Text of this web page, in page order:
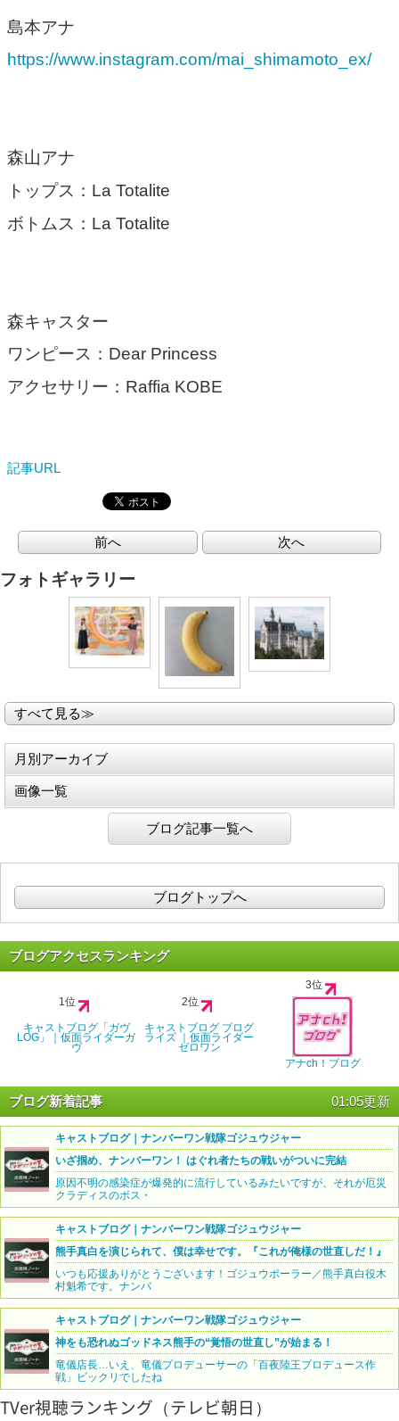
島本アナ
https://www.instagram.com/mai_shimamoto_ex/
森山アナ
トップス：La Totalite
ボトムス：La Totalite
森キャスター
ワンピース：Dear Princess
アクセサリー：Raffia KOBE
記事URL
前へ 次へ
フォトギャラリー
すべて見る≫
月別アーカイブ
画像一覧
ブログ記事一覧へ
ブログトップへ
ブログアクセスランキング
1位
キャストブログ「ガヴ
LOG」｜仮面ライダーガ
ヴ
2位
キャストブログ ブログ
ライズ ｜仮面ライダー
ゼロワン
3位
アナch！ブログ
ブログ新着記事 01:05更新
キャストブログ｜ナンバーワン戦隊ゴジュウジャー
いざ掴め、ナンバーワン！ はぐれ者たちの戦いがついに完結
原因不明の感染症が爆発的に流行しているみたいですが、それが厄災
クラディスのボス・
キャストブログ｜ナンバーワン戦隊ゴジュウジャー
熊手真白を演じられて、僕は幸せです。『これが俺様の世直しだ！』
いつも応援ありがとうございます！ゴジュウポーラー／熊手真白役木
村魁希です。ナンバ
キャストブログ｜ナンバーワン戦隊ゴジュウジャー
神をも恐れぬゴッドネス熊手の“覚悟の世直し”が始まる！
竜儀店長…いえ、竜儀プロデューサーの「百夜陸王プロデュース作
戦」ビックリでしたね
TVer視聴ランキング（テレビ朝日）